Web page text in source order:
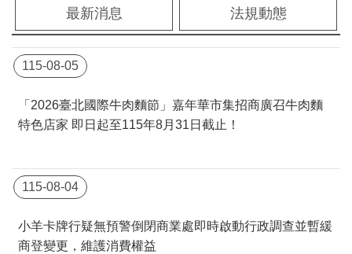
最新消息 法規動態
115-08-05
「2026臺北國際牛肉麵節」嘉年華市集招商廣召牛肉麵
特色店家 即日起至115年8月31日截止！
115-08-04
小羊卡牌行疑無預警倒閉商業處即時啟動行政調查並暫緩
商登變更，維護消費權益